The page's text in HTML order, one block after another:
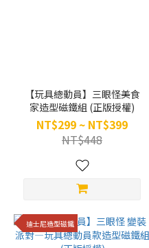
【玩具總動員】三眼怪美食
家造型磁鐵組 (正版授權)
NT$299 ~ NT$399
NT$448
迪士尼造型磁鐵